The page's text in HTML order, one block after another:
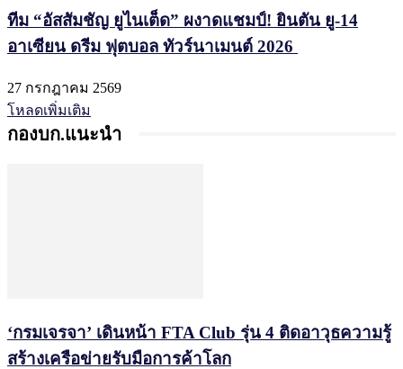
ทีม “อัสสัมชัญ ยูไนเต็ด” ผงาดแชมป์! ยินตัน ยู-14
อาเซียน ดรีม ฟุตบอล ทัวร์นาเมนต์ 2026
27 กรกฎาคม 2569
โหลดเพิ่มเติม
กองบก.แนะนำ
‘กรมเจรจา’ เดินหน้า FTA Club รุ่น 4 ติดอาวุธความรู้
สร้างเครือข่ายรับมือการค้าโลก